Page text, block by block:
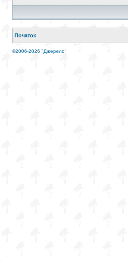
Початок
©2006-2026 "Джерело"